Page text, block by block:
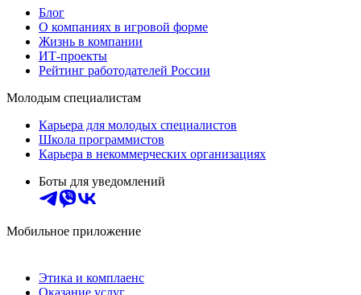
Блог
О компаниях в игровой форме
Жизнь в компании
ИТ-проекты
Рейтинг работодателей России
Молодым специалистам
Карьера для молодых специалистов
Школа программистов
Карьера в некоммерческих организациях
Боты для уведомлений
Мобильное приложение
Этика и комплаенс